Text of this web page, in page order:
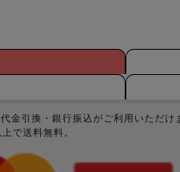
金引換・銀行振込がご利用いただけ
で送料無料。